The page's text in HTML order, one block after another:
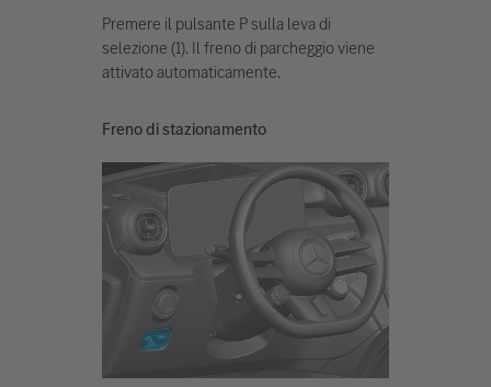
Premere il pulsante P sulla leva di
selezione (1). Il freno di parcheggio viene
attivato automaticamente.
Freno di stazionamento